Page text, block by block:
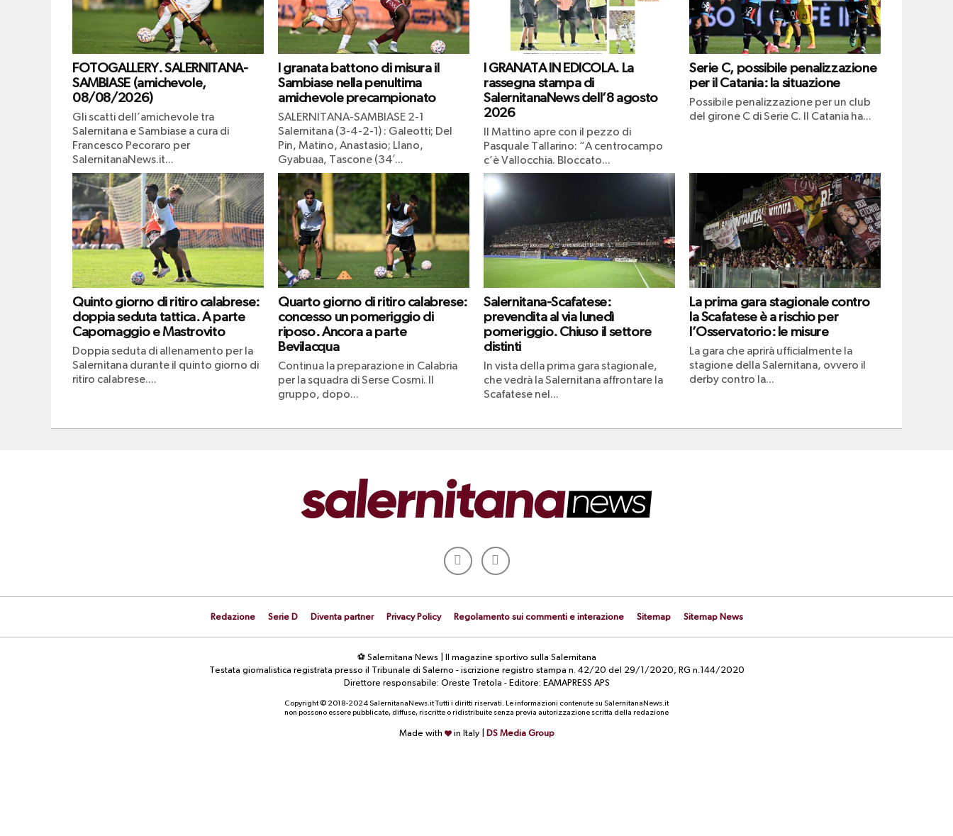
FOTOGALLERY. SALERNITANA-
SAMBIASE (amichevole,
08/08/2026)
Gli scatti dell’amichevole tra
Salernitana e Sambiase a cura di
Francesco Pecoraro per
SalernitanaNews.it...
I granata battono di misura il
Sambiase nella penultima
amichevole precampionato
SALERNITANA-SAMBIASE 2-1
Salernitana (3-4-2-1) : Galeotti; Del
Pin, Matino, Anastasio; Llano,
Gyabuaa, Tascone (34′...
I GRANATA IN EDICOLA. La
rassegna stampa di
SalernitanaNews dell’8 agosto
2026
Il Mattino apre con il pezzo di
Pasquale Tallarino: “A centrocampo
c’è Vallocchia. Bloccato...
Serie C, possibile penalizzazione
per il Catania: la situazione
Possibile penalizzazione per un club
del girone C di Serie C. Il Catania ha...
Quinto giorno di ritiro calabrese:
doppia seduta tattica. A parte
Capomaggio e Mastrovito
Doppia seduta di allenamento per la
Salernitana durante il quinto giorno di
ritiro calabrese....
Quarto giorno di ritiro calabrese:
concesso un pomeriggio di
riposo. Ancora a parte
Bevilacqua
Continua la preparazione in Calabria
per la squadra di Serse Cosmi. Il
gruppo, dopo...
Salernitana-Scafatese:
prevendita al via lunedì
pomeriggio. Chiuso il settore
distinti
In vista della prima gara stagionale,
che vedrà la Salernitana affrontare la
Scafatese nel...
La prima gara stagionale contro
la Scafatese è a rischio per
l’Osservatorio: le misure
La gara che aprirà ufficialmente la
stagione della Salernitana, ovvero il
derby contro la...
Redazione Serie D Diventa partner Privacy Policy Regolamento sui commenti e interazione Sitemap Sitemap News
⚽ Salernitana News | Il magazine sportivo sulla Salernitana
Testata giornalistica registrata presso il Tribunale di Salerno - iscrizione registro stampa n. 42/20 del 29/1/2020, RG n.144/2020
Direttore responsabile: Oreste Tretola - Editore: EAMAPRESS APS
Copyright © 2018-2024 SalernitanaNews.it Tutti i diritti riservati. Le informazioni contenute su SalernitanaNews.it
non possono essere pubblicate, diffuse, riscritte o ridistribuite senza previa autorizzazione scritta della redazione
Made with in Italy | DS Media Group